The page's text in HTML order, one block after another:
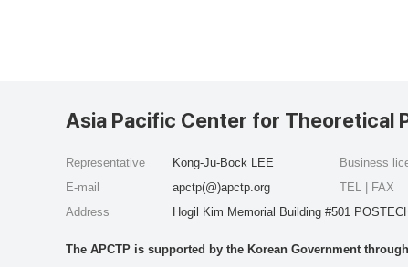
Asia Pacific Center for Theoretical
Representative
Kong-Ju-Bock LEE
E-mail
apctp(@)apctp.org
Address
Hogil Kim Memorial Building #501
Business
TEL | FAX
The APCTP is supported by the Korean Government